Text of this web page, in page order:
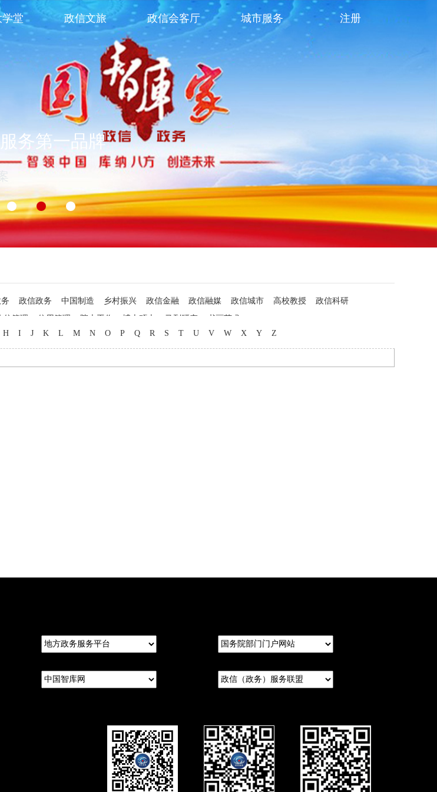
务第一品牌
堂 政信文旅 政信会客厅 城市服务 注册
政信政务 中国制造 乡村振兴 政信金融 政信融媒 政信城市 高校教授
政信科研
信管理 信用管理 院士工作 博士硕士 马列研究
书画艺术
H I J K L M N O P Q R S T U V W X Y Z